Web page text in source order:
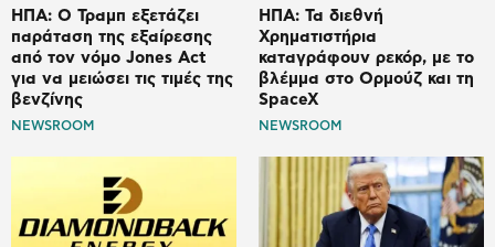
ΗΠΑ: Ο Τραμπ εξετάζει
παράταση της εξαίρεσης
από τον νόμο Jones Act
για να μειώσει τις τιμές της
βενζίνης
NEWSROOM
ΗΠΑ: Τα διεθνή
Χρηματιστήρια
καταγράφουν ρεκόρ, με το
βλέμμα στο Ορμούζ και τη
SpaceX
NEWSROOM